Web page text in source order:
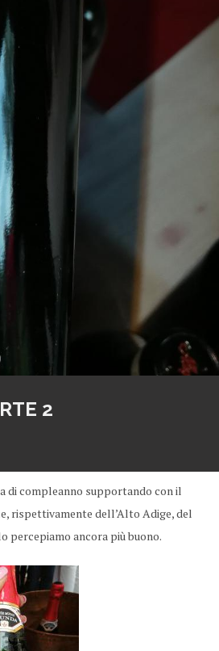
2
di compleanno supportando con il
rispettivamente dell’Alto Adige, del
percepiamo ancora più buono.